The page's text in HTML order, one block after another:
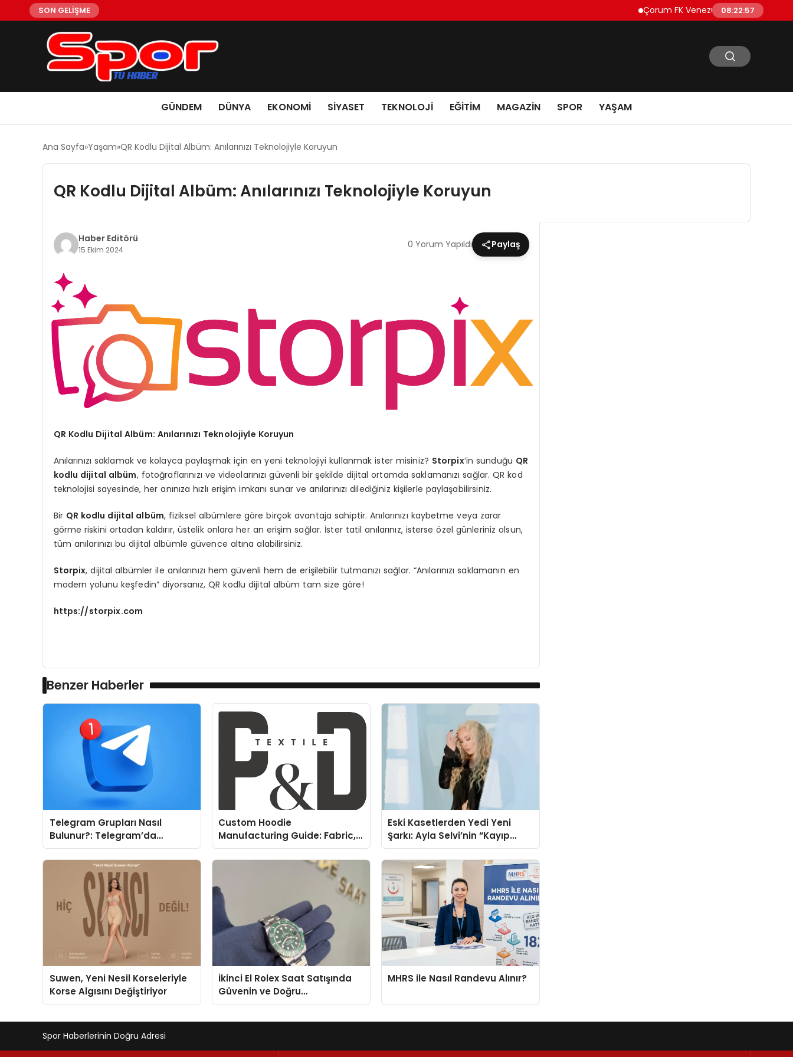
SON GELİŞME Çorum FK Venezuelalı golcü Jesus
08:22:57
GÜNDEM DÜNYA EKONOMI SIYASET TEKNOLOJI EĞITIM MAGAZIN SPOR YAŞAM
Ana Sayfa Yaşam QR Kodlu Dijital Albüm: Anılarınızı Teknolojiyle Koruyun
QR Kodlu Dijital Albüm: Anılarınızı Teknolojiyle Koruyun
Haber Editörü
15 Ekim 2024 0 Yorum Yapıldı Paylaş
QR Kodlu Dijital Albüm: Anılarınızı Teknolojiyle Koruyun
Anılarınızı saklamak ve kolayca paylaşmak için en yeni teknolojiyi kullanmak ister misiniz? Storpix’in sunduğu QR
kodlu dijital albüm, fotoğraflarınızı ve videolarınızı güvenli bir şekilde dijital ortamda saklamanızı sağlar. QR kod
teknolojisi sayesinde, her anınıza hızlı erişim imkanı sunar ve anılarınızı dilediğiniz kişilerle paylaşabilirsiniz.
Bir QR kodlu dijital albüm, fiziksel albümlere göre birçok avantaja sahiptir. Anılarınızı kaybetme veya zarar
görme riskini ortadan kaldırır, üstelik onlara her an erişim sağlar. İster tatil anılarınız, isterse özel günleriniz olsun,
tüm anılarınızı bu dijital albümle güvence altına alabilirsiniz.
Storpix, dijital albümler ile anılarınızı hem güvenli hem de erişilebilir tutmanızı sağlar. “Anılarınızı saklamanın en
modern yolunu keşfedin” diyorsanız, QR kodlu dijital albüm tam size göre!
https://storpix.com
Benzer Haberler
Telegram Grupları Nasıl
Bulunur?: Telegram’da
Topluluk Deneyimini
Geliştirmek
Custom Hoodie
Manufacturing Guide: Fabric,
Fit and Printing Options
Eski Kasetlerden Yedi Yeni
Şarkı: Ayla Selvi’nin “Kayıp
Kasetler 1” Albümü 31
Temmuz’da Çıktı
Suwen, Yeni Nesil Korseleriyle
Korse Algısını Değiştiriyor
İkinci El Rolex Saat Satışında
Güvenin ve Doğru
Değerlemenin Adresi
MHRS ile Nasıl Randevu Alınır?
Spor Haberlerinin Doğru Adresi